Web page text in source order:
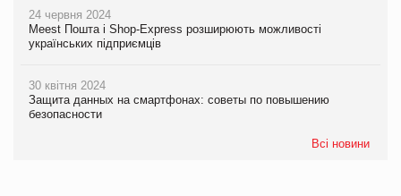
24 червня 2024
Meest Пошта і Shop-Express розширюють можливості
українських підприємців
30 квітня 2024
Защита данных на смартфонах: советы по повышению
безопасности
Всі новини